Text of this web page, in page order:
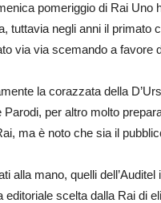
pomeriggio di Rai Uno
tuttavia negli anni il primato
via via scemando a favore
la corazzata della
Parodi, per altro molto
ma è noto che sia il
alla mano, quelli
editoriale scelta dalla Rai di